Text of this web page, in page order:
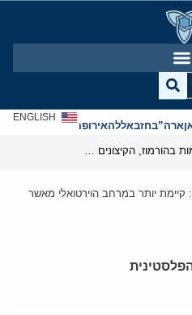
ארה”בחזבאללהאירופהאנטישמיות
ENGLISH
קיימת יותר במרחב הוירטואלי מאשר